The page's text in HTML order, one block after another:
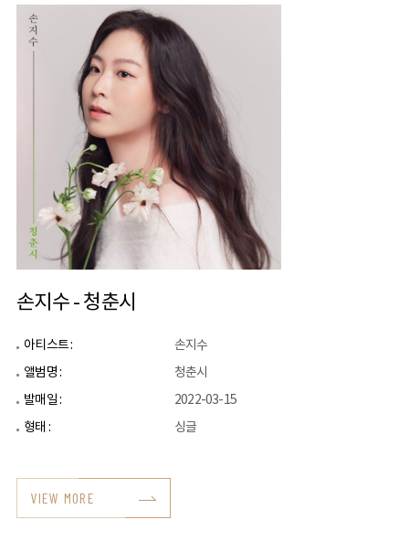
손지수 - 청춘시
아티스트 :
손지수
앨범명 :
청춘시
발매일 :
2022-03-15
형태 :
싱글
VIEW MORE